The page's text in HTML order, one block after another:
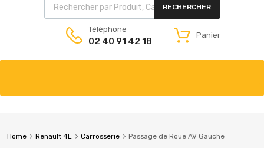
RECHERCHER
Téléphone
02 40 91 42 18
Panier
Home Renault 4L Carrosserie Passage de Roue AV Gauche